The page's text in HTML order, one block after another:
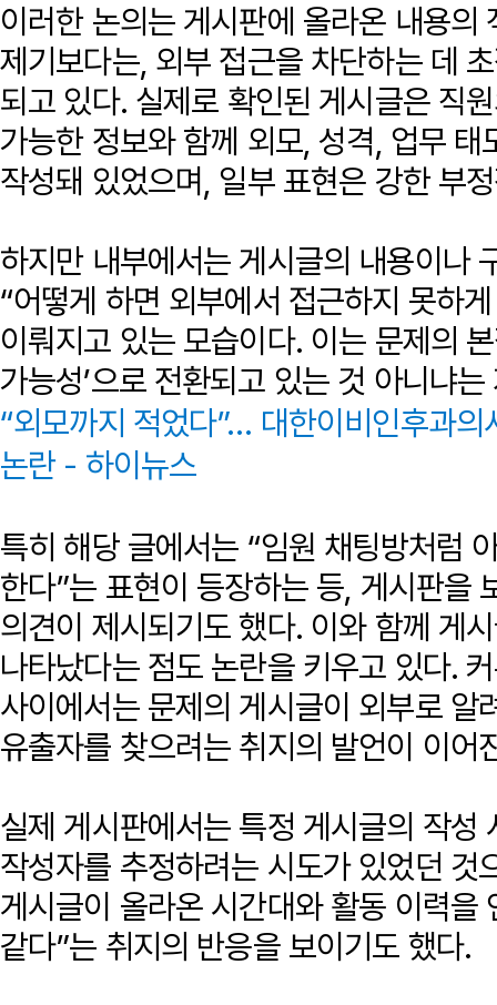
이러한 논의는 게시판에 올라온 내용의
제기보다는, 외부 접근을 차단하는 데
되고 있다. 실제로 확인된 게시글은 직
가능한 정보와 함께 외모, 성격, 업무
작성돼 있었으며, 일부 표현은 강한 부
하지만 내부에서는 게시글의 내용이나
“어떻게 하면 외부에서 접근하지 못하
이뤄지고 있는 모습이다. 이는 문제의 본
가능성’으로 전환되고 있는 것 아니냐
“외모까지 적었다”… 대한이비인후과의
논란 - 하이뉴스
특히 해당 글에서는 “임원 채팅방처럼
한다”는 표현이 등장하는 등, 게시판을
의견이 제시되기도 했다. 이와 함께 게
나타났다는 점도 논란을 키우고 있다.
사이에서는 문제의 게시글이 외부로 알
유출자를 찾으려는 취지의 발언이 이어
실제 게시판에서는 특정 게시글의 작성
작성자를 추정하려는 시도가 있었던 것
게시글이 올라온 시간대와 활동 이력을
같다”는 취지의 반응을 보이기도 했다.